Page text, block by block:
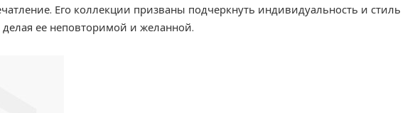
Его коллекции призваны подчеркнуть индивидуальность и стиль
ее неповторимой и желанной.